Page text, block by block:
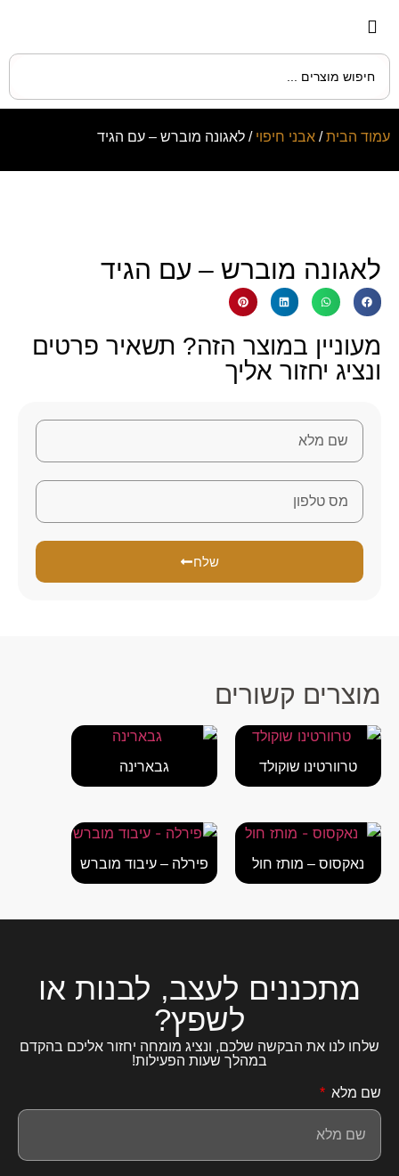
עמוד הבית/ אבני חיפוי / לאגונה מוברש – עם הגיד
לאגונה מוברש – עם הגיד
מעוניין במוצר הזה? תשאיר פרטים
ונציג יחזור אליך
שלח
מוצרים קשורים
טרוורטינו שוקולד גבארינה
נאקסוס – מותז חול פירלה – עיבוד מוברש
מתכננים לעצב, לבנות או
לשפץ?
שלחו לנו את הבקשה שלכם, ונציג מומחה יחזור אליכם בהקדם
במהלך שעות הפעילות!
שם מלא